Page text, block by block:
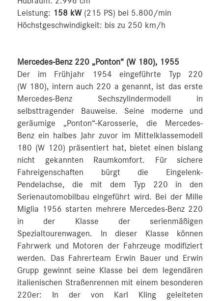
Leistung: 158 kW(215 PS) bei 5.800/min
Höchstgeschwindigkeit: bis zu 250 km/h
Mercedes-Benz 220 „Ponton“ (W 180), 1955
Der im Frühjahr 1954 eingeführte Typ 220
(W 180), intern auch 220 a genannt, ist das erste
Mercedes-Benz Sechszylindermodell in
selbsttragender Bauweise. Seine moderne und
geräumige „Ponton“-Karosserie, die Mercedes-
Benz ein halbes Jahr zuvor im Mittelklassemodell
180 (W 120) präsentiert hat, bietet einen bislang
nicht gekannten Raumkomfort. Für sichere
Fahreigenschaften bürgt die Eingelenk-
Pendelachse, die mit dem Typ 220 in den
Serienautomobilbau eingeführt wird. Bei der Mille
Miglia 1956 starten mehrere Mercedes-Benz 220
in der Klasse der serienmäßigen
Spezialtourenwagen. In dieser Klasse können
Fahrwerk und Motoren der Fahrzeuge modifiziert
werden. Das Fahrerteam Erwin Bauer und Erwin
Grupp gewinnt seine Klasse bei dem legendären
italienischen Straßenrennen mit einem besonderen
220er: In der von Karl Kling geleiteten